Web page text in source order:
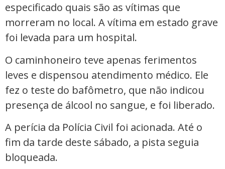
especificado quais são as vítimas que
morreram no local. A vítima em estado grave
foi levada para um hospital.
O caminhoneiro teve apenas ferimentos
leves e dispensou atendimento médico. Ele
fez o teste do bafômetro, que não indicou
presença de álcool no sangue, e foi liberado.
A perícia da Polícia Civil foi acionada. Até o
fim da tarde deste sábado, a pista seguia
bloqueada.